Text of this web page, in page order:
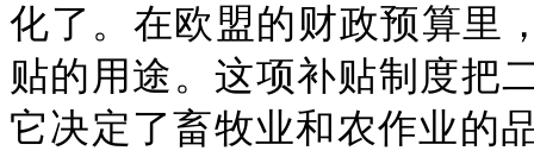
化了。在欧盟的财政预算里
贴的用途。这项补贴制度把
它决定了畜牧业和农作业的